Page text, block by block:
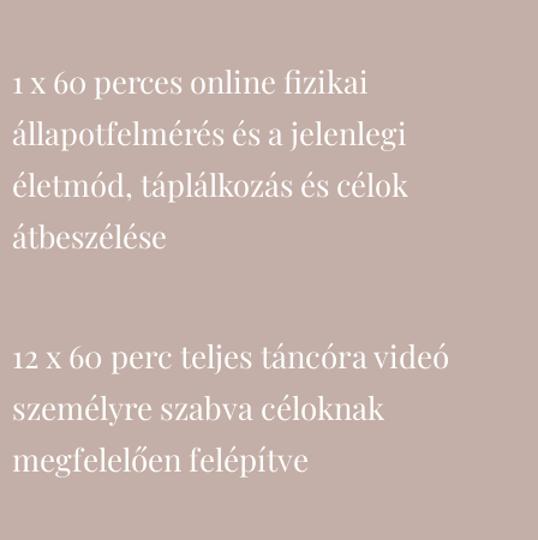
1 x 60 perces online fizikai
állapotfelmérés és a jelenlegi
életmód, táplálkozás és célok
átbeszélése
12 x 60 perc teljes táncóra videó
személyre szabva céloknak
megfelelően felépítve